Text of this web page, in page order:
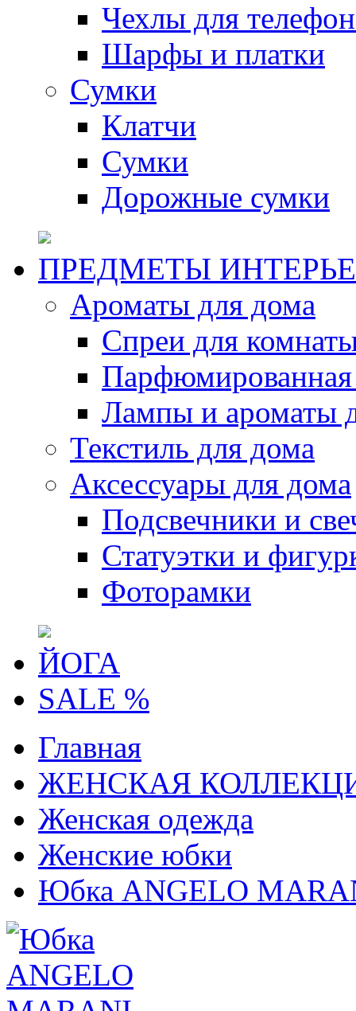
Чехлы для
Шарфы и платки
Сумки
Клатчи
Сумки
Дорожные сумки
ПРЕДМЕТЫ
Ароматы для дома
Спреи для
Парфюмированная
Лампы и ароматы
Текстиль для дома
Аксессуары для дома
Подсвечники и
Статуэтки и
Фоторамки
ЙОГА
SALE %
Главная
ЖЕНСКАЯ
Женская одежда
Женские юбки
Юбка ANGELO